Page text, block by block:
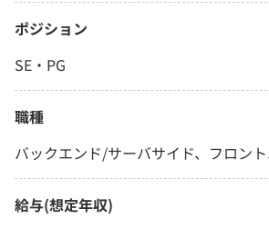
ポジション
SE・PG
職種
バックエンド/サーバサイド、フロン
給与(想定年収)